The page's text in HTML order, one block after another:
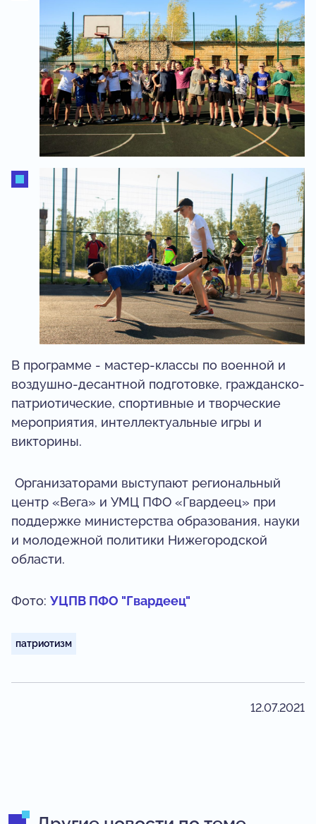
В программе - мастер-классы по военной и
воздушно-десантной подготовке, гражданско-
патриотические, спортивные и творческие
мероприятия, интеллектуальные игры и
викторины.
Организаторами выступают региональный
центр «Вега» и УМЦ ПФО «Гвардеец» при
поддержке министерства образования, науки
и молодежной политики Нижегородской
области.
Фото: УЦПВ ПФО "Гвардеец"
патриотизм
12.07.2021